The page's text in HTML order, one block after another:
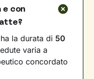
e con
la durata di 50
varia a
concordato